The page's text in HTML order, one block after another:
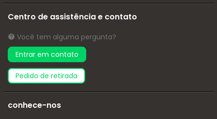
Centro de assistência e contato
Você tem alguma pergunta?
Entrar em contato
pedido de retirada
conhece-nos